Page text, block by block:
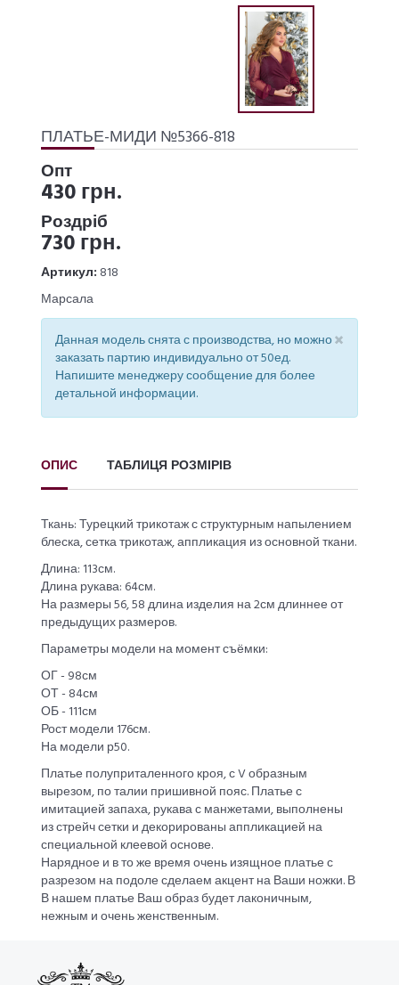
ПЛАТЬЕ-МИДИ №5366-818
Опт
430 грн.
Роздріб
730 грн.
Артикул: 818
Марсала
×
Данная модель снята с производства, но можно
заказать партию индивидуально от 50ед.
Напишите менеджеру сообщение для более
детальной информации.
ОПИС ТАБЛИЦЯ РОЗМІРІВ
Ткань: Турецкий трикотаж с структурным напылением
блеска, сетка трикотаж, аппликация из основной ткани.
Длина: 113см.
Длина рукава: 64см.
На размеры 56, 58 длина изделия на 2см длиннее от
предыдущих размеров.
Параметры модели на момент съёмки:
ОГ - 98см
ОТ - 84см
ОБ - 111см
Рост модели 176см.
На модели р50.
Платье полуприталенного кроя, с V образным
вырезом, по талии пришивной пояс. Платье с
имитацией запаха, рукава с манжетами, выполнены
из стрейч сетки и декорированы аппликацией на
специальной клеевой основе.
Нарядное и в то же время очень изящное платье с
разрезом на подоле сделаем акцент на Ваши ножки. В
В нашем платье Ваш образ будет лаконичным,
нежным и очень женственным.